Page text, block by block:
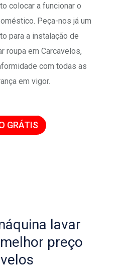
colocar a funcionar o
Peça-nos já um
para a instalação de
roupa em Carcavelos,
com todas as
em vigor.
GRÁTIS
lavar
preço